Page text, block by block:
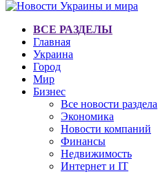
ВСЕ РАЗДЕЛЫ
Главная
Украина
Город
Мир
Бизнес
Все новости раздела
Экономика
Новости компаний
Финансы
Недвижимость
Интернет и IT